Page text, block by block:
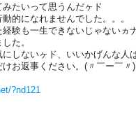
たいって思うんだヶド
的になれませんでした。。。
経験も一生できないじゃないヵ
た。
しないヶド、いいかげんな人
お返事ください。(〃￣ー￣〃)
?nd121